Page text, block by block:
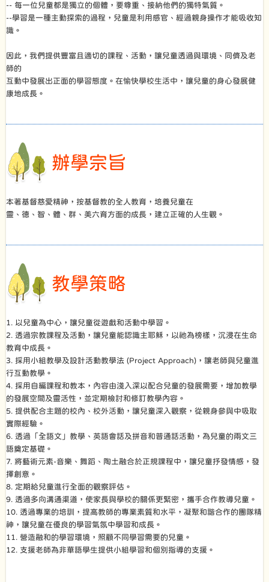
-- 每一位兒童都是獨立的個體，要尊重、接納他們的獨特氣質。
--學習是一種主動探索的過程，兒童是利用感官、經過親身操作才能吸收知
識。
因此，我們提供豐富且適切的課程、活動，讓兒童透過與環境、同儕及老
師的
互動中發展出正面的學習態度。在愉快學校生活中，讓兒童的身心發展健
康地成長。
辦學宗旨
本著基督慈愛精神，按基督教的全人教育，培養兒童在
靈、德、智、體、群、美六育方面的成長，建立正確的人生觀。
教學策略
1. 以兒童為中心，讓兒童從遊戲和活動中學習。
2. 透過宗教課程及活動，讓兒童能認識主耶穌，以祂為榜樣，沉浸在生命
教育中成長。
3. 採用小組教學及設計活動教學法 (Project Approach)，讓老師與兒童進
行互動教學。
4. 採用自編課程和教本，內容由淺入深以配合兒童的發展需要，增加教學
的發展空間及靈活性，並定期檢討和修訂教學內容。
5. 提供配合主題的校內、校外活動，讓兒童深入觀察，從親身參與中吸取
實際經驗。
6. 透過「全語文」教學、英語會話及拼音和普通話活動，為兒童的兩文三
語奠定基礎。
7. 將藝術元素-音樂、舞蹈、陶土融合於正規課程中，讓兒童抒發情感，發
揮創意。
8. 定期給兒童進行全面的觀察評估。
9. 透過多向溝通渠道，使家長與學校的關係更緊密，攜手合作教導兒童。
10. 透過專業的培訓，提高教師的專業素質和水平，凝聚和諧合作的團隊精
神，讓兒童在優良的學習氣氛中學習和成長。
11. 營造融和的學習環境，照顧不同學習需要的兒童。
12. 支援老師為非華語學生提供小組學習和個別指導的支援。